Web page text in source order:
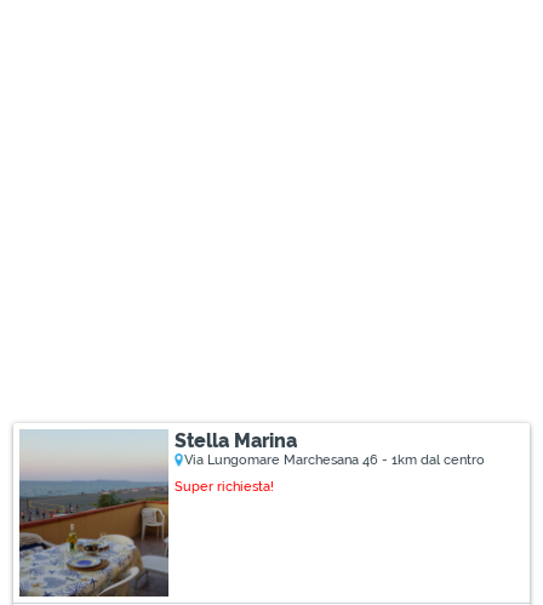
Stella Marina
Via Lungomare Marchesana 46 - 1km dal centro
Super richiesta!